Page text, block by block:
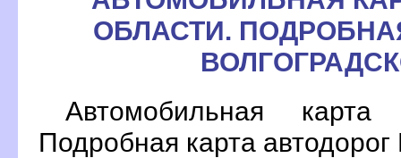
ОБЛАСТИ.
Автомобильная карта
Подробная карта автодорог